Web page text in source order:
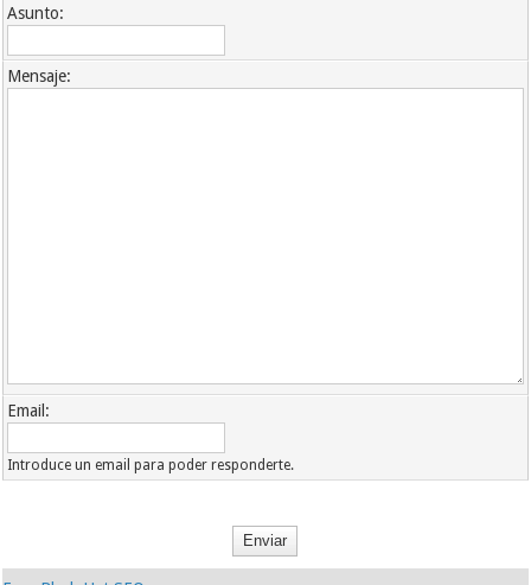
Asunto:
Mensaje:
Email:
Introduce un email para poder responderte.